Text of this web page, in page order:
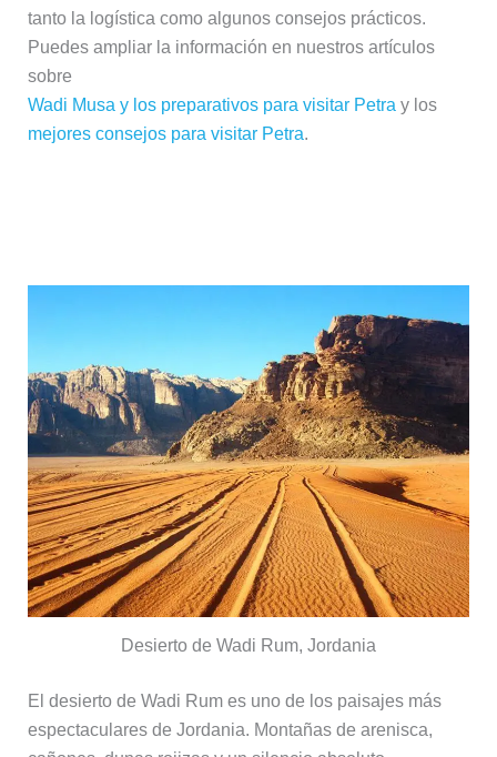
tanto la logística como algunos consejos prácticos.
Puedes ampliar la información en nuestros artículos
sobre
Wadi Musa y los preparativos para visitar Petra y los
mejores consejos para visitar Petra.
Desierto de Wadi Rum, Jordania
El desierto de Wadi Rum es uno de los paisajes más
espectaculares de Jordania. Montañas de arenisca,